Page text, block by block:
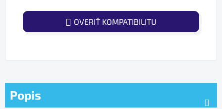
OVERIŤ KOMPATIBILITU
Popis